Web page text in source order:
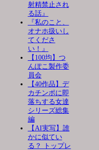
射精禁止され
る話』
『私のこと、
オナホ扱いし
てくださ
い！』
【100均】つ
んぽこ製作委
員会
【40作品】デ
カチンポに即
落ちする女達
シリーズ総集
編
【AI実写】誰
かに似てい
る？ トップレ